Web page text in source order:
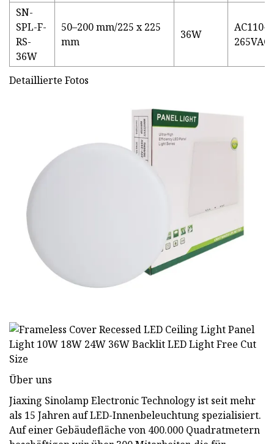
SN-
SPL-F-
RS-
36W
50–200 mm/225 x 225
mm
36W
AC110-
Detaillierte Fotos
Über uns
Jiaxing Sinolamp Electronic Technology ist seit mehr
als 15 Jahren auf LED-Innenbeleuchtung spezialisiert.
Auf einer Gebäudefläche von 400.000 Quadratmetern